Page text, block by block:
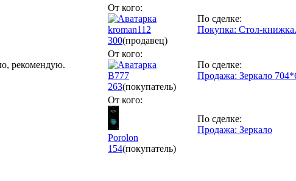
От кого:
kroman112
300(продавец)
По сделке:
Покупка: Стол-
рекомендую.
От кого:
В777
263(покупатель)
По сделке:
Продажа: Зеркало
От кого:
Porolon
154(покупатель)
По сделке:
Продажа: Зеркало